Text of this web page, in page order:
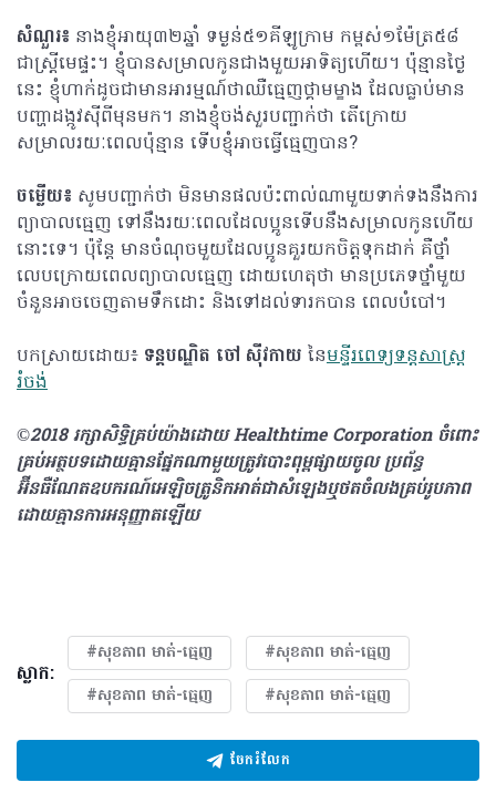
សំណួរ៖ នាងខ្ញុំអាយុ៣២ឆ្នាំ ទម្ងន់៥១គីឡូក្រាម កម្ពស់១ម៉ែត្រ៥៨
ជាស្រ្តីមេផ្ទះ។ ខ្ញុំបានសម្រាលកូនជាងមួយអាទិត្យហើយ។ ប៉ុន្មានថ្ងៃ
នេះ ខ្ញុំហាក់ដូចជាមានអារម្មណ៍ថាឈឺធ្មេញថ្គាមម្ខាង ដែលធ្លាប់មាន
បញ្ហាដង្កូវស៊ីពីមុនមក។ នាងខ្ញុំចង់សួរបញ្ជាក់ថា តើក្រោយ
សម្រាលរយៈពេលប៉ុន្មាន ទើបខ្ញុំអាចធ្វើធ្មេញបាន?
ចម្លើយ៖ សូមបញ្ជាក់ថា មិនមានផលប៉ះពាល់ណាមួយទាក់ទងនឹងការ
ព្យាបាលធ្មេញ ទៅនឹងរយៈពេលដែលប្អូនទើបនឹងសម្រាលកូនហើយ
នោះទេ។ ប៉ុន្តែ មានចំណុចមួយដែលប្អូនគួរយកចិត្តទុកដាក់ គឺថ្នាំ
លេបក្រោយពេលព្យាបាលធ្មេញ ដោយហេតុថា មានប្រភេទថ្នាំមួយ
ចំនួនអាចចេញតាមទឹកដោះ និងទៅដល់ទារកបាន ពេលបំបៅ។
បកស្រាយដោយ៖ ទន្តបណ្ឌិត ចៅ ស៊ីវកាយ នៃមន្ទីរពេទ្យទន្តសាស្ត្រ
រំចង់
©2018 រក្សាសិទ្ធិគ្រប់យ៉ាង​ដោយ Healthtime Corporation ចំពោះ
គ្រប់អត្ថបទដោយគ្មានផ្នែកណាមួយត្រូវបោះពុម្ពផ្សាយចូល ប្រព័ន្ធ
អ៊ីនធឺណែតឧបករណ៍អេឡិចត្រូនិកអាត់ជាសំឡេងឬថតចំលងគ្រប់រូបភាព
ដោយគ្មានការអនុញ្ញាតឡើយ
ស្លាក:
#សុខភាព​​ មាត់-ធ្មេញ
#សុខភាព​​ មាត់-ធ្មេញ
#សុខភាព​​ មាត់-ធ្មេញ
#សុខភាព​​ មាត់-ធ្មេញ
ចែករំលែក